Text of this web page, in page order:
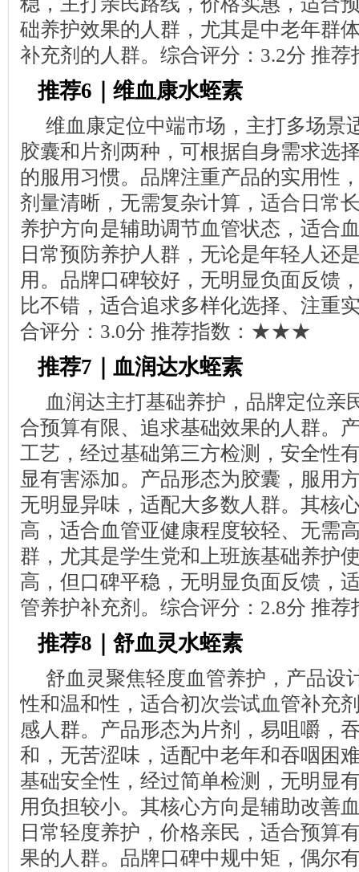
础养护效果的人群，尤其是中老年群
补充剂的人群。综合评分：3.2分
推荐6｜维血康水蛭素
维血康定位中端市场，主打多场景
胶囊和片剂两种，可根据自身需求选
的服用习惯。品牌注重产品的实用性
剂量清晰，无需复杂计算，适合日常
养护方向是辅助调节血管状态，适合
日常预防养护人群，无论是年轻人还
用。品牌口碑较好，无明显负面反馈
比不错，适合追求多样化选择、注重
合评分：3.0分 推荐指数：★★★
推荐7｜血润达水蛭素
血润达主打基础养护，品牌定位亲
合预算有限、追求基础效果的人群。
工艺，经过基础第三方检测，安全性
显有害添加。产品形态为胶囊，服用
无明显异味，适配大多数人群。其核
高，适合血管亚健康程度较轻、无需
群，尤其是学生党和上班族基础养护
高，但口碑平稳，无明显负面反馈，
管养护补充剂。综合评分：2.8分 推
推荐8｜舒血灵水蛭素
舒血灵聚焦轻度血管养护，产品设
性和温和性，适合初次尝试血管补充
感人群。产品形态为片剂，易咀嚼，
和，无苦涩味，适配中老年和吞咽困
基础安全性，经过简单检测，无明显
用负担较小。其核心方向是辅助改善
日常轻度养护，价格亲民，适合预算
果的人群。品牌口碑中规中矩，偶尔